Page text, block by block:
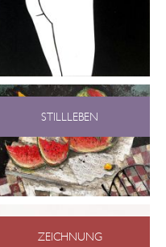
STILLLEBEN
ZEICHNUNG